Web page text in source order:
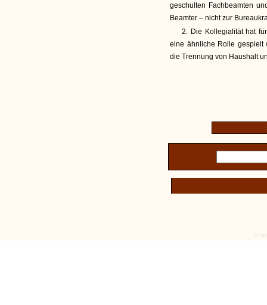
geschulten Fachbeamten
Beamter – nicht zur
2. Die Kollegialität hat
eine ähnliche Rolle gespielt
die Trennung von Haushalt